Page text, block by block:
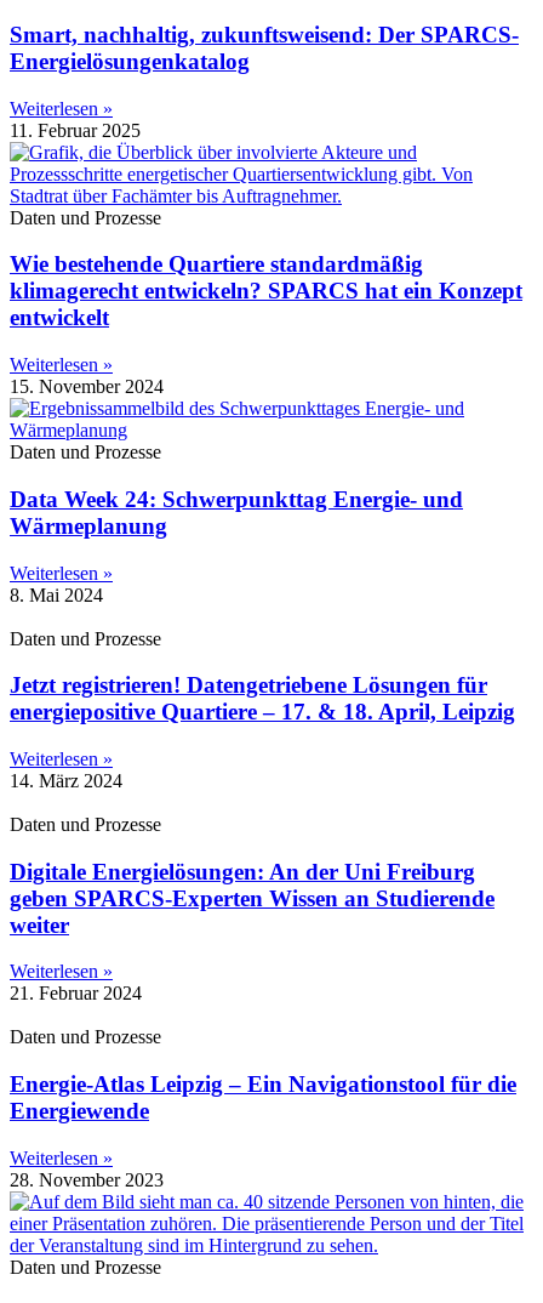
Smart, nachhaltig, zukunftsweisend: Der SPARCS-
Energielösungenkatalog
Weiterlesen »
11. Februar 2025
Daten und Prozesse
Wie bestehende Quartiere standardmäßig
klimagerecht entwickeln? SPARCS hat ein Konzept
entwickelt
Weiterlesen »
15. November 2024
Daten und Prozesse
Data Week 24: Schwerpunkttag Energie- und
Wärmeplanung
Weiterlesen »
8. Mai 2024
Daten und Prozesse
Jetzt registrieren! Datengetriebene Lösungen für
energiepositive Quartiere – 17. & 18. April, Leipzig
Weiterlesen »
14. März 2024
Daten und Prozesse
Digitale Energielösungen: An der Uni Freiburg
geben SPARCS-Experten Wissen an Studierende
weiter
Weiterlesen »
21. Februar 2024
Daten und Prozesse
Energie-Atlas Leipzig – Ein Navigationstool für die
Energiewende
Weiterlesen »
28. November 2023
Daten und Prozesse